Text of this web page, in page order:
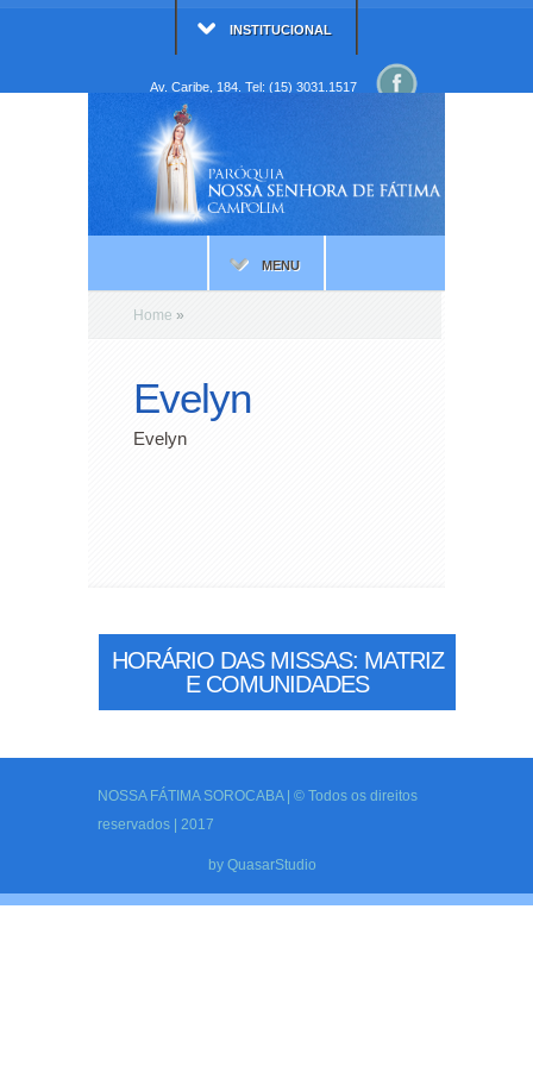
INSTITUCIONAL
Av. Caribe, 184. Tel: (15) 3031.1517
MENU
Home »
Evelyn
Evelyn
HORÁRIO DAS MISSAS: MATRIZ
E COMUNIDADES
NOSSA FÁTIMA SOROCABA | © Todos os direitos
reservados | 2017
by QuasarStudio